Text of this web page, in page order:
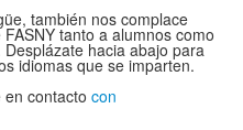
también nos complace
tanto a alumnos como
hacia abajo para
idiomas que se imparten.
contacto con